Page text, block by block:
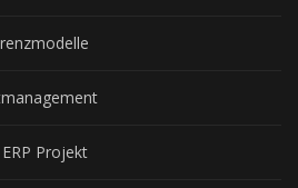
Projekt